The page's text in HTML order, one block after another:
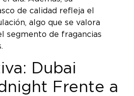
de calidad refleja el
algo que se valora
segmento de fragancias
Dubai
Frente a